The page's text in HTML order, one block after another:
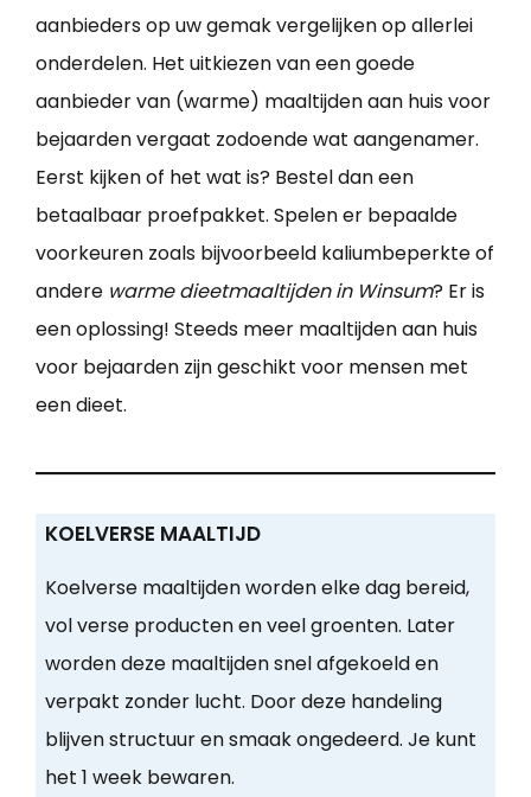
aanbieders op uw gemak vergelijken op allerlei
onderdelen. Het uitkiezen van een goede
aanbieder van (warme) maaltijden aan huis voor
bejaarden vergaat zodoende wat aangenamer.
Eerst kijken of het wat is? Bestel dan een
betaalbaar proefpakket. Spelen er bepaalde
voorkeuren zoals bijvoorbeeld kaliumbeperkte of
andere warme dieetmaaltijden in Winsum? Er is
een oplossing! Steeds meer maaltijden aan huis
voor bejaarden zijn geschikt voor mensen met
een dieet.
KOELVERSE MAALTIJD
Koelverse maaltijden worden elke dag bereid,
vol verse producten en veel groenten. Later
worden deze maaltijden snel afgekoeld en
verpakt zonder lucht. Door deze handeling
blijven structuur en smaak ongedeerd. Je kunt
het 1 week bewaren.